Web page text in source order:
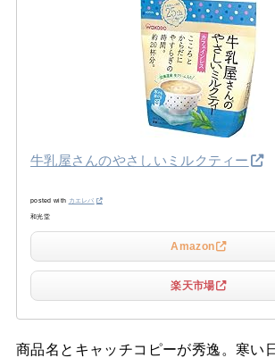
牛乳屋さんのやさしいミルクティー
posted with カエレバ
和光堂
Amazon
楽天市場
商品名とキャッチコピーが秀逸。寒い